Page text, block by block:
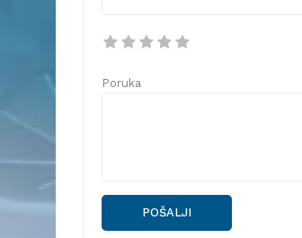
Poruka
POŠALJI